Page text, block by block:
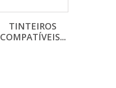
TINTEIROS
COMPATÍVEIS...